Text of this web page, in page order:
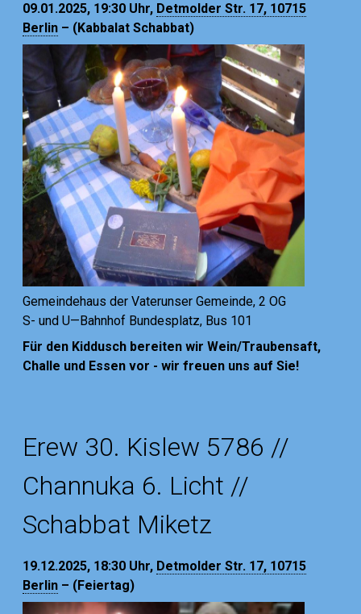
09.01.2025, 19:30 Uhr, Detmolder Str. 17, 10715
Berlin – (Kabbalat Schabbat)
Gemeindehaus der Vaterunser Gemeinde, 2 OG
S- und U—Bahnhof Bundesplatz, Bus 101
Für den Kiddusch bereiten wir Wein/Traubensaft,
Challe und Essen vor - wir freuen uns auf Sie!
Erew 30. Kislew 5786 //
Channuka 6. Licht //
Schabbat Miketz
19.12.2025, 18:30 Uhr, Detmolder Str. 17, 10715
Berlin – (Feiertag)